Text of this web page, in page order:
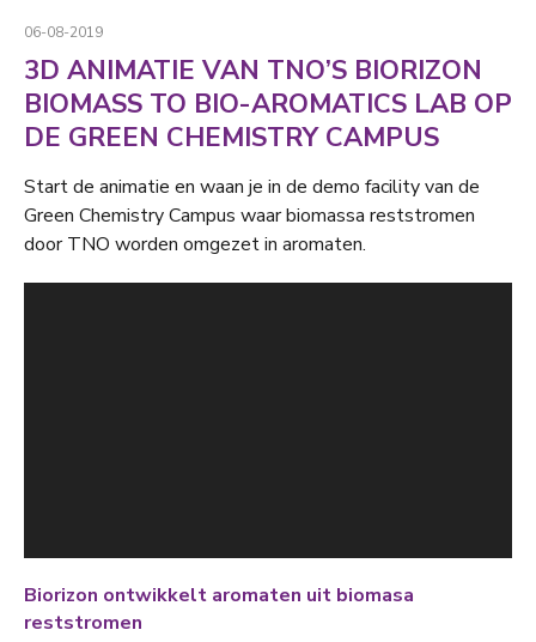
06-08-2019
3D ANIMATIE VAN TNO’S BIORIZON
BIOMASS TO BIO-AROMATICS LAB OP
DE GREEN CHEMISTRY CAMPUS
Start de animatie en waan je in de demo facility van de
Green Chemistry Campus waar biomassa reststromen
door TNO worden omgezet in aromaten.
Biorizon ontwikkelt aromaten uit biomasa
reststromen